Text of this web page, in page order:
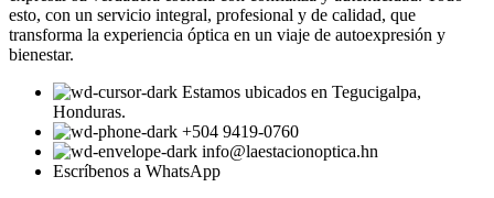
esto, con un servicio integral, profesional y de calidad, que
transforma la experiencia óptica en un viaje de autoexpresión y
bienestar.
Estamos ubicados en Tegucigalpa,
Honduras.
+504 9419-0760
info@laestacionoptica.hn
Escríbenos a WhatsApp